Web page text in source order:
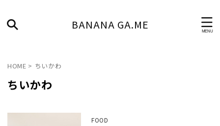
BANANA GA.ME
HOME > ちいかわ
ちいかわ
FOOD